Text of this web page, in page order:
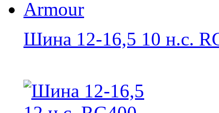
Шина 12-16,5 10 н.с.